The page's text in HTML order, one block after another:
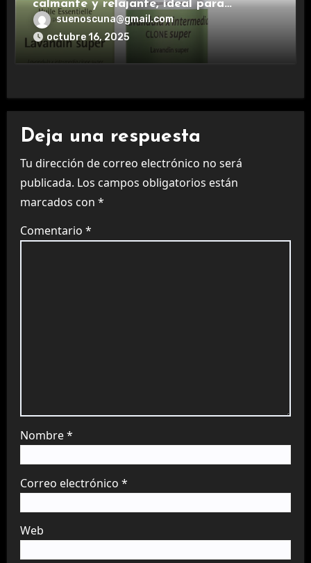
calmante y relajante, ideal para
aromaterapia.
suenoscuna@gmail.com
octubre 16, 2025
Deja una respuesta
Tu dirección de correo electrónico no será
publicada. Los campos obligatorios están
marcados con *
Comentario *
Nombre*
Correo electrónico *
Web